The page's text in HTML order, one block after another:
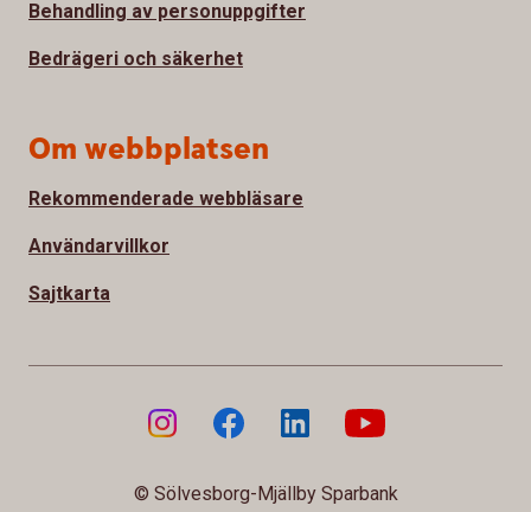
Behandling av personuppgifter
Bedrägeri och säkerhet
Om webbplatsen
Rekommenderade webbläsare
Användarvillkor
Sajtkarta
© Sölvesborg-Mjällby Sparbank